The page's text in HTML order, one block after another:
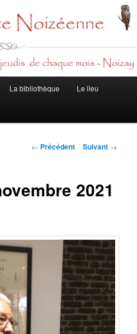
La bibliothèque Le lieu
Navigation
← Précédent Suivant →
2021